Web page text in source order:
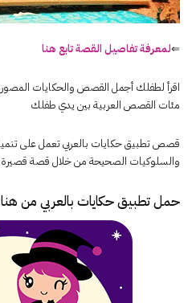
⇐لمعرفة تفاصيل القصة تابع هنا
اقرأ لطفلك أجمل القصص والحكايات
مئات القصص العربية بين يدي طفلك
قصص تطبيق حكايات بالعربي تعمل على
والسلوكيات الصحيحة من خلال قصة
حمل تطبيقحكايات بالعربيمن